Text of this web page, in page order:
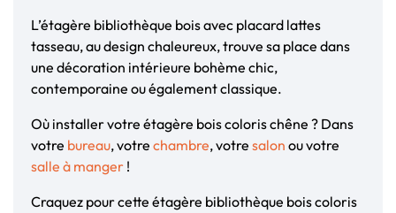
L’étagère bibliothèque bois avec placard lattes
tasseau, au design chaleureux, trouve sa place dans
une décoration intérieure bohème chic,
contemporaine ou également classique.
Où installer votre étagère bois coloris chêne ? Dans
votre bureau, votre chambre, votre salon ou votre
salle à manger !
Craquez pour cette étagère bibliothèque bois coloris